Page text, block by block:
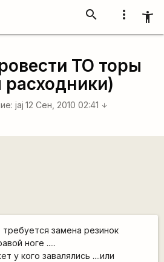
more_vert accessibility_new
search
ТО торы
jaj 12 Сен, 2010 02:41 arrow_downward
замена резинок
ноге .....
у кого завалялись ....или